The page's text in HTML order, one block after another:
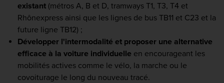
existant (métros A, B et D, tramways T1, T3, T4 et
Rhônexpress ainsi que les lignes de bus TB11 et C23 et la
future ligne TB12) ;
Développer l'intermodalité et proposer une alternative
efficace à la voiture individuelle en encourageant les
mobilités actives comme le vélo, la marche ou le
covoiturage le long du nouveau tracé.